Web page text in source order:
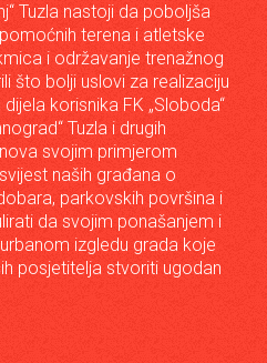
Tuzla nastoji da poboljša
terena i atletske
i održavanje trenažnog
što bolji uslovi za realizaciju
korisnika FK „Sloboda“
Tuzla i drugih
svojim primjerom
naših građana o
parkovskih površina i
da svojim ponašanjem i
izgledu grada koje
posjetitelja stvoriti ugodan